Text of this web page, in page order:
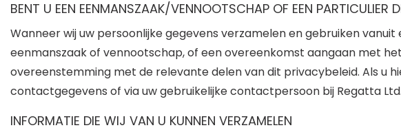
BENT U EEN EENMANSZAAK/VENNOOTSCHAP OF EEN PARTICULIER
Wanneer wij uw persoonlijke gegevens verzamelen en gebruiken
eenmanszaak of vennootschap, of een overeenkomst aangaan met
overeenstemming met de relevante delen van dit privacybeleid. Als
contactgegevens of via uw gebruikelijke contactpersoon bij Regatta Ltd.
INFORMATIE DIE WIJ VAN U KUNNEN VERZAMELEN